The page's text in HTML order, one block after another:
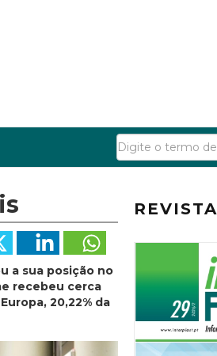
a sua posição no
recebeu cerca
20,22% da